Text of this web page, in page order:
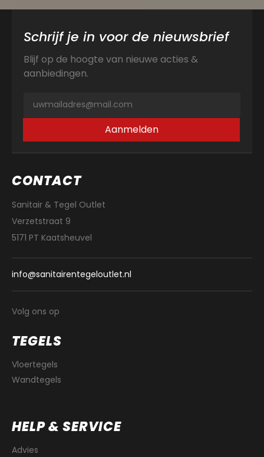
Schrijf je in voor de nieuwsbrief
Blijf op de hoogte van nieuwe acties &
aanbiedingen.
Aanmelden
CONTACT
Sanitair & Tegel Outlet
Verzetstraat 9
5171 PT Kaatsheuvel
info@sanitairentegeloutlet.nl
Volg ons op
TEGELS
Vloertegels
Wandtegels
HELP & SERVICE
Advies